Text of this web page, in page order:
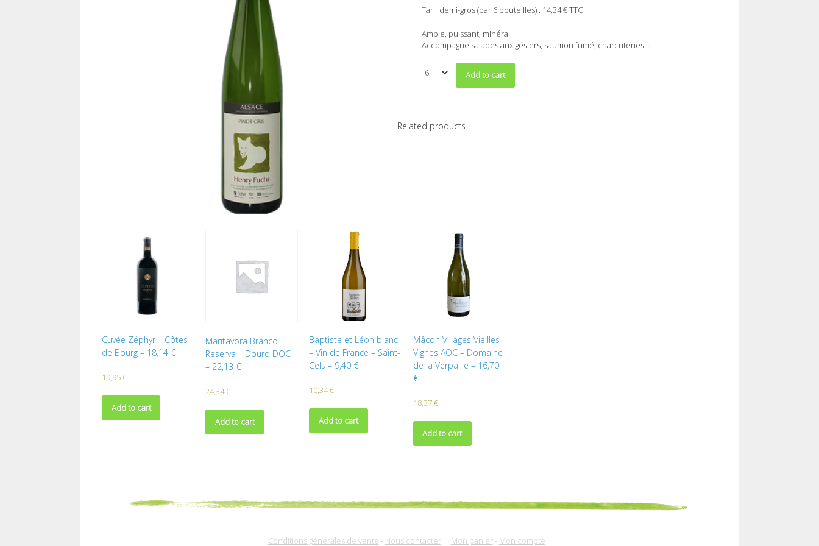
Tarif demi-gros (par 6 bouteilles) : 14,34 € TTC
Ample, puissant, minéral
Accompagne salades aux gésiers, saumon fumé, charcuteries…
Quantity
Add to cart
Related products
Cuvée Zéphyr – Côtes
de Bourg – 18,14 €
19,95€
Add to cart
Maritavora Branco
Reserva – Douro DOC
– 22,13 €
24,34€
Add to cart
Baptiste et Léon blanc
– Vin de France – Saint-
Cels – 9,40 €
10,34€
Add to cart
Mâcon Villages Vieilles
Vignes AOC – Domaine
de la Verpaille – 16,70
€
18,37€
Add to cart
Conditions générales de vente - Nous contacter| Mon panier- Mon compte